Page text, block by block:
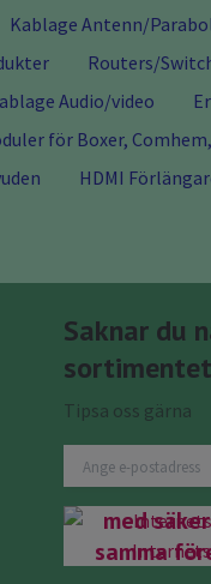
Kablage Antenn/
Routers/
Audio/video
för Boxer,
HDMI
Saknar du
sortimentet
Tipsa oss gärna
Nu har du
med
samma